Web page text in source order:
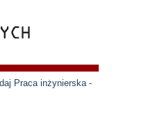
Praca inżynierska -